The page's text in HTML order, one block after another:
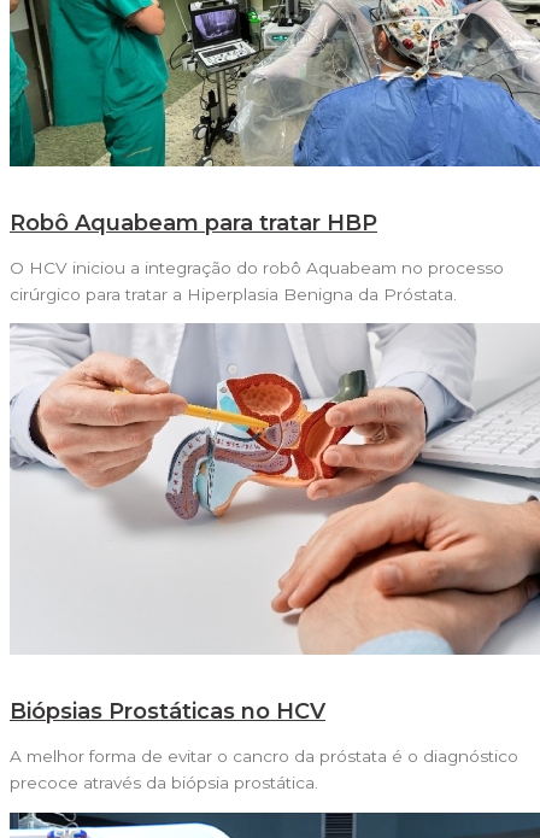
Robô Aquabeam para tratar HBP
O HCV iniciou a integração do robô Aquabeam no processo
cirúrgico para tratar a Hiperplasia Benigna da Próstata.
Biópsias Prostáticas no HCV
A melhor forma de evitar o cancro da próstata é o diagnóstico
precoce através da biópsia prostática.